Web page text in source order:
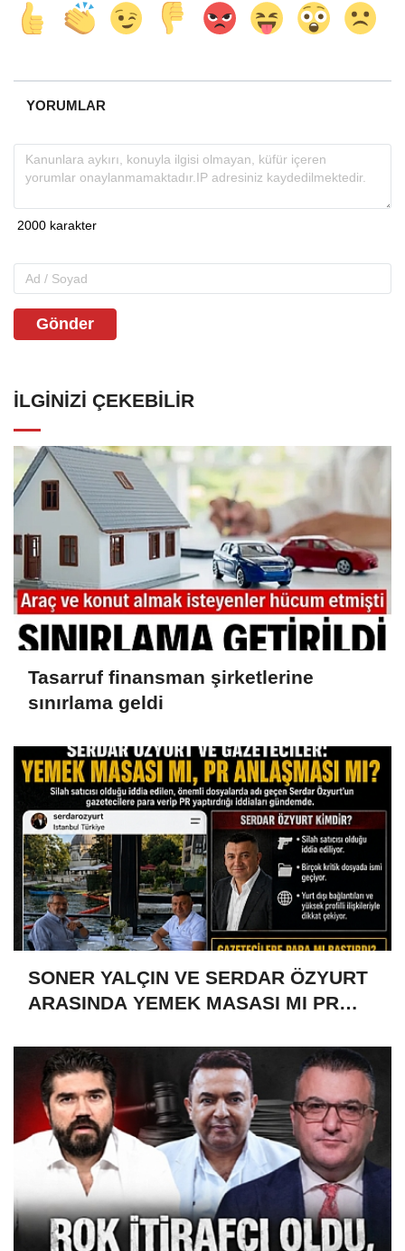
YORUMLAR
Gönder
İLGINIZI ÇEKEBILIR
Tasarruf finansman şirketlerine
sınırlama geldi
SONER YALÇIN VE SERDAR ÖZYURT
ARASINDA YEMEK MASASI MI PR